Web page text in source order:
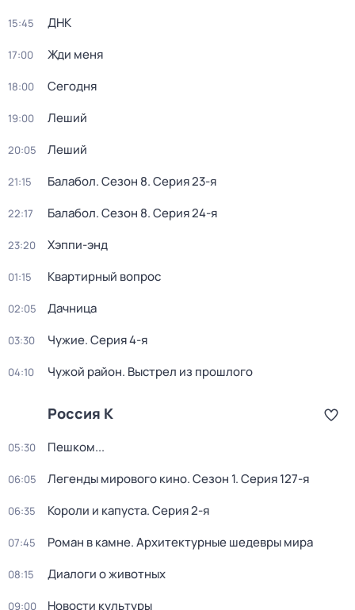
15:45 ДНК
17:00 Жди меня
18:00 Сегодня
19:00 Леший
20:05 Леший
21:15 Балабол. Сезон 8. Серия 23-я
22:17 Балабол. Сезон 8. Серия 24-я
23:20 Хэппи-энд
01:15 Квартирный вопрос
02:05 Дачница
03:30 Чужие. Серия 4-я
04:10 Чужой район. Выстрел из прошлого
Россия К
05:30 Пешком...
06:05 Легенды мирового кино. Сезон 1. Серия 127-я
06:35 Короли и капуста. Серия 2-я
07:45 Роман в камне. Архитектурные шедевры мира
08:15 Диалоги о животных
09:00 Новости культуры